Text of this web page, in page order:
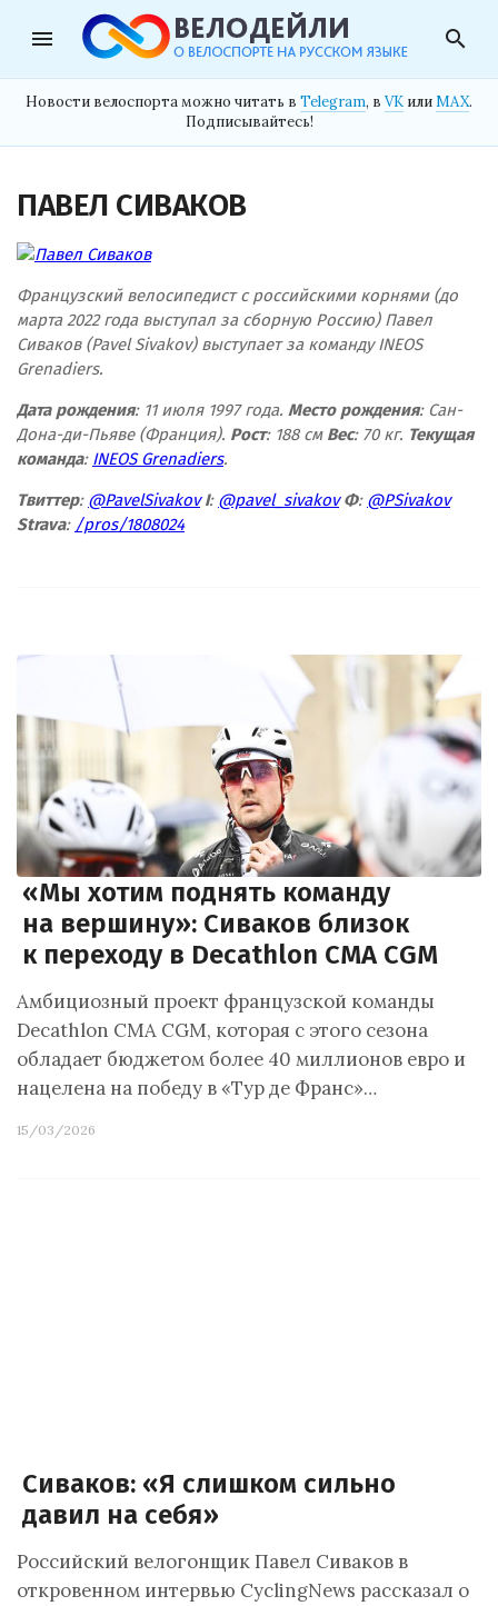
menu search
Новости велоспорта можно читать в Telegram, в VK илиMAX.
Подписывайтесь!
ПАВЕЛ СИВАКОВ
Французский велосипедист с российскими корнями (до
марта 2022 года выступал за сборную Россию) Павел
Сиваков (Pavel Sivakov) выступает за команду INEOS
Grenadiers.
Дата рождения: 11 июля 1997 года. Место рождения: Сан-
Дона-ди-Пьяве (Франция). Рост: 188 см Вес: 70 кг. Текущая
команда: INEOS Grenadiers.
Твиттер: @PavelSivakov I: @pavel_sivakov Ф: @PSivakov
Strava: /pros/1808024
«Мы хотим поднять команду
на вершину»: Сиваков близок
к переходу в Decathlon CMA CGM
Амбициозный проект французской команды
Decathlon CMA CGM, которая с этого сезона
обладает бюджетом более 40 миллионов евро и
нацелена на победу в «Тур де Франс»…
15/03/2026
Сиваков: «Я слишком сильно
давил на себя»
Российский велогонщик Павел Сиваков в
откровенном интервью CyclingNews рассказал о